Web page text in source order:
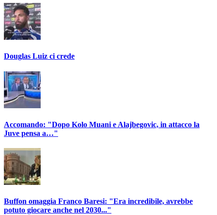
Douglas Luiz ci crede
Accomando: "Dopo Kolo Muani e Alajbegovic, in attacco la
Juve pensa a…"
Buffon omaggia Franco Baresi: "Era incredibile, avrebbe
potuto giocare anche nel 2030..."